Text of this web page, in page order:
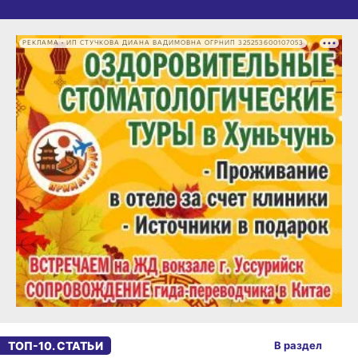
РЕКЛАМА • ИП СТУЧКОВА ДИАНА ВАДИМОВНА ОГРНИП 325253600107053
ТОП-10. СТАТЬИ В раздел